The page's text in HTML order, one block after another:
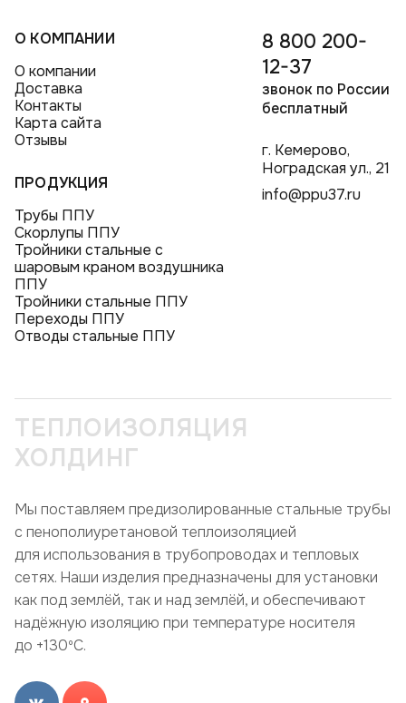
О КОМПАНИИ
О компании
Доставка
Контакты
Карта сайта
Отзывы
ПРОДУКЦИЯ
Трубы ППУ
Скорлупы ППУ
Тройники стальные с
шаровым краном воздушника
ППУ
Тройники стальные ППУ
Переходы ППУ
Отводы стальные ППУ
8 800 200-
12-37
звонок по России
бесплатный
г. Кемерово,
Ноградская ул., 21
info@ppu37.ru
ТЕПЛОИЗОЛЯЦИЯ
ХОЛДИНГ
Мы поставляем предизолированные стальные трубы
с пенополиуретановой теплоизоляцией
для использования в трубопроводах и тепловых
сетях. Наши изделия предназначены для установки
как под землёй, так и над землёй, и обеспечивают
надёжную изоляцию при температуре носителя
до +130ºC.